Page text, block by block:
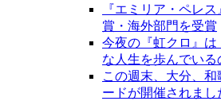
『エミリア・ペレ
賞・海外部門を受賞
今夜の『虹クロ』
な人生を歩んでいる
この週末、大分、
ードが開催されまし